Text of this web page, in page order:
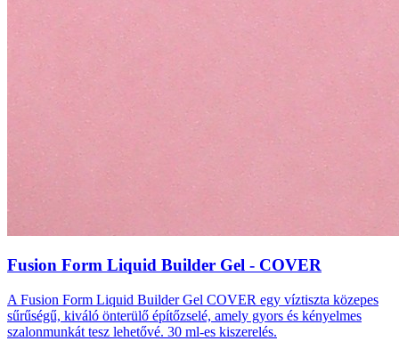
Fusion Form Liquid Builder Gel - COVER
A Fusion Form Liquid Builder Gel COVER egy víztiszta közepes
sűrűségű, kiváló önterülő építőzselé, amely gyors és kényelmes
szalonmunkát tesz lehetővé. 30 ml-es kiszerelés.